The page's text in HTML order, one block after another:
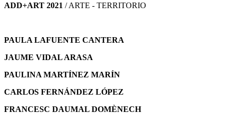
ADD+ART 2021 / ARTE - TERRITORIO
PAULA LAFUENTE CANTERA
JAUME VIDAL ARASA
PAULINA MARTÍNEZ MARÍN
CARLOS FERNÁNDEZ LÓPEZ
FRANCESC DAUMAL DOMÈNECH